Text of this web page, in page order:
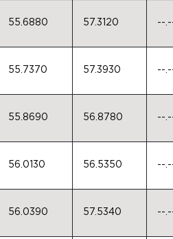
55.6880 57.3120 --
55.7370 57.3930 --
55.8690 56.8780 --
56.0130 56.5350 --
56.0390 57.5340 --